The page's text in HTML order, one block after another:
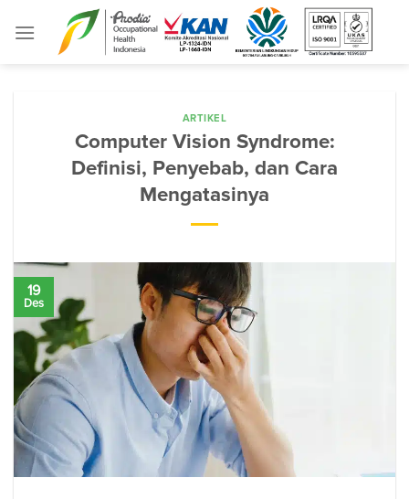
ARTIKEL
Computer Vision Syndrome:
Definisi, Penyebab, dan Cara
Mengatasinya
19
Des